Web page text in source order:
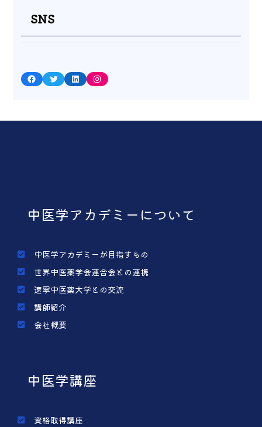
SNS
Facebook Twitter LinkedIn Instagram
中医学アカデミーについて
中医学アカデミーが目指すもの
世界中医薬学会連合会との連携
遼寧中医薬大学との交流
講師紹介
会社概要
中医学講座
資格取得講座